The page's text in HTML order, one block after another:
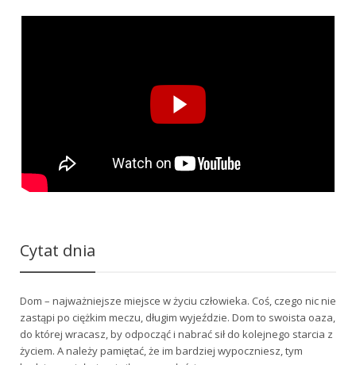
Cytat dnia
Dom – najważniejsze miejsce w życiu człowieka. Coś, czego nic nie
zastąpi po ciężkim meczu, długim wyjeździe. Dom to swoista oaza,
do której wracasz, by odpocząć i nabrać sił do kolejnego starcia z
życiem. A należy pamiętać, że im bardziej wypoczniesz, tym